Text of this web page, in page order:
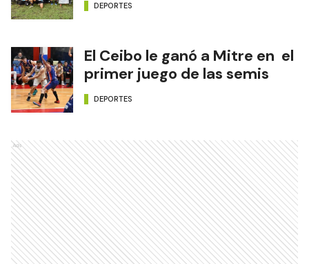
DEPORTES
El Ceibo le ganó a Mitre en el
primer juego de las semis
DEPORTES
Ads